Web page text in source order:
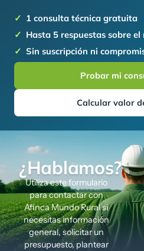
1 consulta técnica gratuita
Hasta 5 respuestas sobre el
Sin suscripción ni
Probar mi
Calcular valor
¿Hablamos?
Utiliza este formulario
para contactar con
Afinca Mundo Rural si
necesitas información
general, solicitar un
presupuesto, plantear